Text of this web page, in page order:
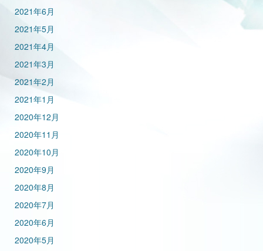
2021年6月
2021年5月
2021年4月
2021年3月
2021年2月
2021年1月
2020年12月
2020年11月
2020年10月
2020年9月
2020年8月
2020年7月
2020年6月
2020年5月